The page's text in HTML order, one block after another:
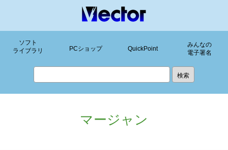
ソフト
ライブラリ
PCショップ QuickPoint
みんなの
電子署名
マージャン